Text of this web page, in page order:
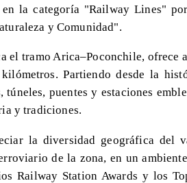
la categoría "Railway Lines"
y Comunidad".
el tramo Arica–Poconchile, ofrece
Partiendo desde la
puentes y estaciones
y tradiciones.
la diversidad geográfica del
de la zona, en un
Railway Station Awards y los